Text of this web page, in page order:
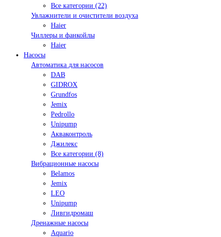
Все категории (22)
Увлажнители и очистители воздуха
Haier
Чиллеры и фанкойлы
Haier
Насосы
Автоматика для насосов
DAB
GIDROX
Grundfos
Jemix
Pedrollo
Unipump
Акваконтроль
Джилекс
Все категории (8)
Вибрационные насосы
Belamos
Jemix
LEO
Unipump
Ливгидромаш
Дренажные насосы
Aquario